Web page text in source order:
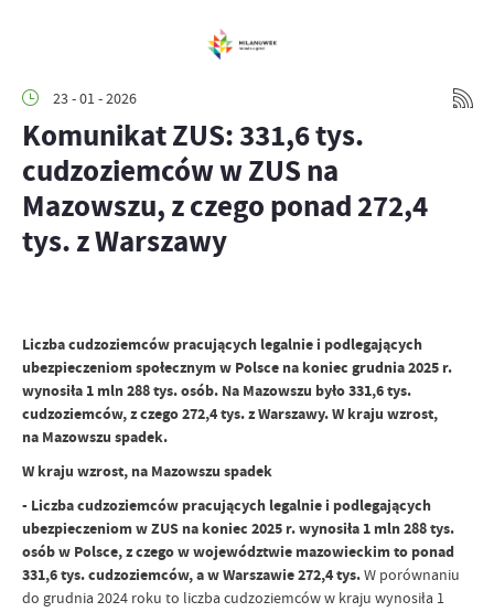
23 - 01 - 2026
Komunikat ZUS: 331,6 tys.
cudzoziemców w ZUS na
Mazowszu, z czego ponad 272,4
tys. z Warszawy
Liczba cudzoziemców pracujących legalnie i podlegających
ubezpieczeniom społecznym w Polsce na koniec grudnia 2025 r.
wynosiła 1 mln 288 tys. osób. Na Mazowszu było 331,6 tys.
cudzoziemców, z czego 272,4 tys. z Warszawy. W kraju wzrost,
na Mazowszu spadek.
W kraju wzrost, na Mazowszu spadek
​​​​​​​- Liczba cudzoziemców pracujących legalnie i podlegających
ubezpieczeniom w ZUS na koniec 2025 r. wynosiła 1 mln 288 tys.
osób w Polsce, z czego w województwie mazowieckim to ponad
331,6 tys. cudzoziemców, a w Warszawie 272,4 tys.W porównaniu
do grudnia 2024 roku to liczba cudzoziemców w kraju wynosiła 1